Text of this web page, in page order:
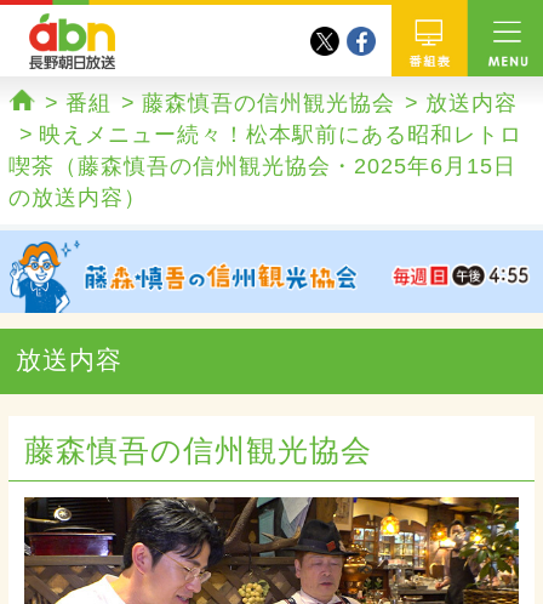
番組
twitterfacebook
ホーム
番組 藤森慎吾の信州観光協会
放送内容
映えメニュー続々！松本駅前にある昭和レトロ
喫茶（藤森慎吾の信州観光協会・2025年6月15日
の放送内容）
放送内容
藤森慎吾の信州観光協会